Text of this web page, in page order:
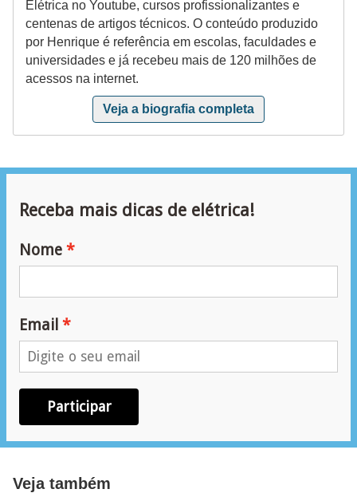
Elétrica no Youtube, cursos profissionalizantes e
centenas de artigos técnicos. O conteúdo produzido
por Henrique é referência em escolas, faculdades e
universidades e já recebeu mais de 120 milhões de
acessos na internet.
Veja a biografia completa
Receba mais dicas de elétrica!
Nome
Email
Participar
Veja também
a
l
a
e
é
r
a
r
i
d
e